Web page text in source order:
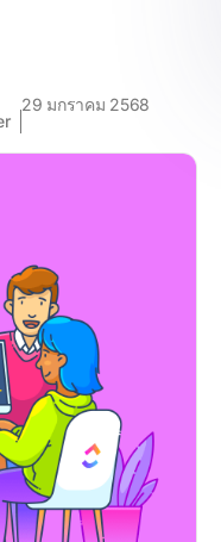
29 มกราคม 2568